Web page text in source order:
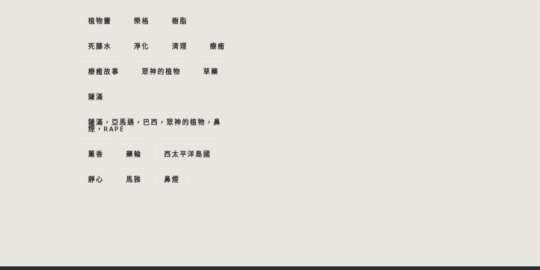
植物靈 榮格 樹脂
死藤水 淨化 清理 療癒
療癒故事 眾神的植物 草藥
薩滿
薩滿，亞馬遜，巴西，眾神的植物，鼻
煙，RAPÉ
薰香 藥輪 西太平洋島國
靜心 馬雅 鼻煙